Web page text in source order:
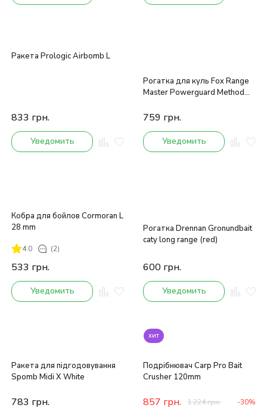
Ракета Prologic Airbomb L
833 грн.
Уведомить
Рогатка для куль Fox Range
Master Powerguard Method
759 грн.
Уведомить
Кобра для бойлов Cormoran L
28 mm
4.0 (2)
533 грн.
Уведомить
Рогатка Drennan Gronundbait
caty long range (red)
600 грн.
Уведомить
Ракета для підгодовування
Spomb Midi X White
783 грн.
хит
Подрібнювач Carp Pro Bait
Crusher 120mm
857 грн. 1 224грн. -30%